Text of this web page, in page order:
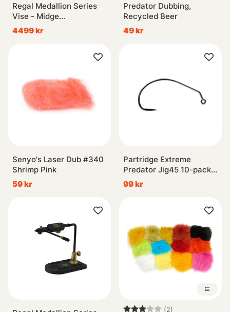
Regal Medallion Series
Vise - Midge
Jaws/Bronze Traditional
Base
4499 kr
Predator Dubbing,
Recycled Beer
49 kr
Senyo's Laser Dub #340
Shrimp Pink
59 kr
Partridge Extreme
Predator Jig45 10-pack -
#6/0
99 kr
Betyg: (2)